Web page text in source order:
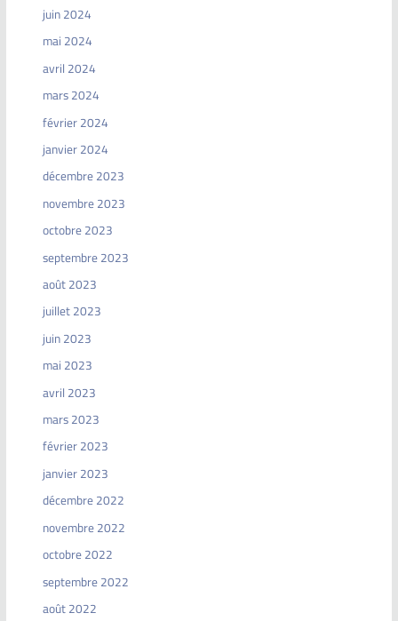
juin 2024
mai 2024
avril 2024
mars 2024
février 2024
janvier 2024
décembre 2023
novembre 2023
octobre 2023
septembre 2023
août 2023
juillet 2023
juin 2023
mai 2023
avril 2023
mars 2023
février 2023
janvier 2023
décembre 2022
novembre 2022
octobre 2022
septembre 2022
août 2022